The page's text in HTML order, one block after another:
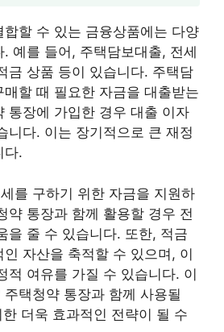
합할 수 있는 금융상품에는 다양
예를 들어, 주택담보대출, 전세
금 상품 등이 있습니다. 주택담
할 때 필요한 자금을 대출받는
통장에 가입한 경우 대출 이자
니다. 이는 장기적으로 큰 재정
다.
를 구하기 위한 자금을 지원하
약 통장과 함께 활용할 경우 전
을 줄 수 있습니다. 또한, 적금
자산을 축적할 수 있으며, 이
적 여유를 가질 수 있습니다. 이
택청약 통장과 함께 사용될
더욱 효과적인 전략이 될 수